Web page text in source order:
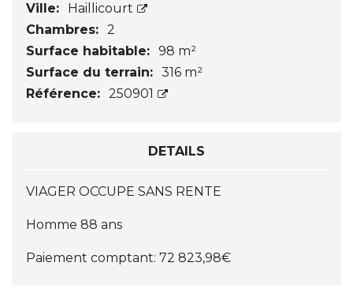
Ville:
Haillicourt
Chambres: 2
Surface habitable: 98 m²
Surface du terrain: 316 m²
Référence: 250901
DETAILS
VIAGER OCCUPE SANS RENTE
Homme 88 ans
Paiement comptant: 72 823,98€